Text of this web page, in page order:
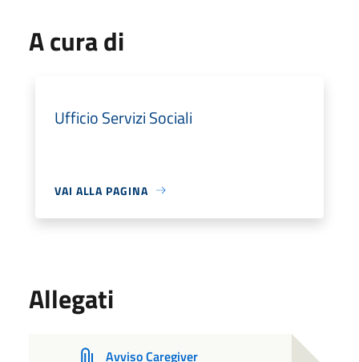
A cura di
Ufficio Servizi Sociali
VAI ALLA PAGINA
Allegati
Avviso Caregiver